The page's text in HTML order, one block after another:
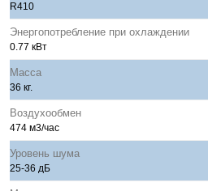
R410
Энергопотребление при охлаждении
0.77 кВт
Масса
36 кг.
Воздухообмен
474 м3/час
Уровень шума
25-36 дБ